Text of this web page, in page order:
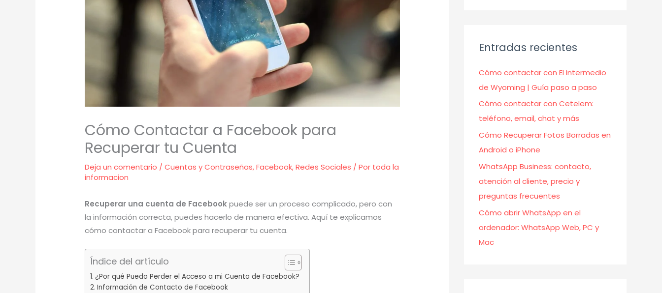
Cómo Contactar a Facebook para
Recuperar tu Cuenta
Deja un comentario /Cuentas y Contraseñas,Facebook,Redes Sociales / Por toda la
informacion
Recuperar una cuenta de Facebookpuede ser un proceso complicado, pero con
la información correcta, puedes hacerlo de manera efectiva. Aquí te explicamos
cómo contactar a Facebook para recuperar tu cuenta.
Índice del artículo
¿Por qué Puedo Perder el Acceso a mi Cuenta de Facebook?
Información de Contacto de Facebook
Entradas recientes
Cómo contactar con El Intermedio
de Wyoming | Guía paso a paso
Cómo contactar con Cetelem:
teléfono, email, chat y más
Cómo Recuperar Fotos Borradas en
Android o iPhone
WhatsApp Business: contacto,
atención al cliente, precio y
preguntas frecuentes
Cómo abrir WhatsApp en el
ordenador: WhatsApp Web, PC y
Mac